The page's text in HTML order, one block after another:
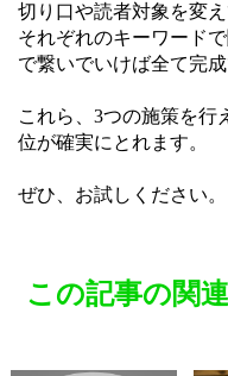
切り口や読者対象を変
それぞれのキーワード
で繋いでいけば全て完成
これら、3つの施策を行
位が確実にとれます。
ぜひ、お試しください。
この記事の関